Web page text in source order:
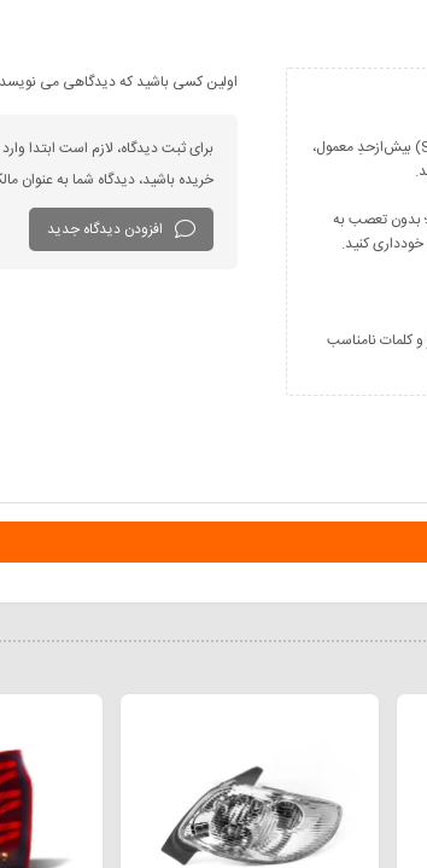
فارسی بنویسید و از کیبورد فارسی استفاده کنید. بهتر است از فضای خالی (Space) بیش‌از‌حدِ معمول،
بدون تعصب به
کلمات نامناسب
اولین کسی باشید که دیدگاهی می نویسد “منبع
برای ثبت دیدگاه، لازم است ابتدا
خریده باشید، دیدگاه شما به
افزودن دیدگاه جدید